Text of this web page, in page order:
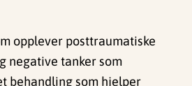
opplever posttraumatiske
negative tanker som
behandling som hjelper